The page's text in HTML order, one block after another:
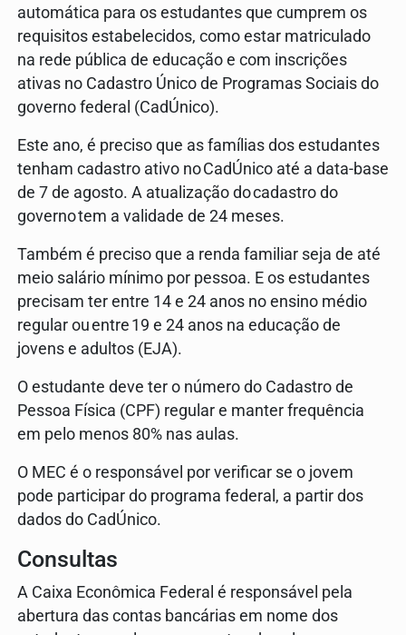
automática para os estudantes que cumprem os
requisitos estabelecidos, como estar matriculado
na rede pública de educação e com inscrições
ativas no Cadastro Único de Programas Sociais do
governo federal (CadÚnico).
Este ano, é preciso que as famílias dos estudantes
tenham cadastro ativo no CadÚnico até a data-base
de 7 de agosto. A atualização do cadastro do
governo tem a validade de 24 meses.
Também é preciso que a renda familiar seja de até
meio salário mínimo por pessoa. E os estudantes
precisam ter entre 14 e 24 anos no ensino médio
regular ou entre 19 e 24 anos na educação de
jovens e adultos (EJA).
O estudante deve ter o número do Cadastro de
Pessoa Física (CPF) regular e manter frequência
em pelo menos 80% nas aulas.
O MEC é o responsável por verificar se o jovem
pode participar do programa federal, a partir dos
dados do CadÚnico.
Consultas
A Caixa Econômica Federal é responsável pela
abertura das contas bancárias em nome dos